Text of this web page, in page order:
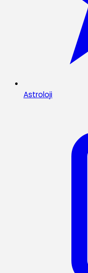
Astroloji